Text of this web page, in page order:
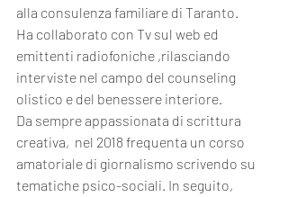
alla consulenza familiare di Taranto.
Ha collaborato con Tv sul web ed
emittenti radiofoniche ,rilasciando
interviste nel campo del counseling
olistico e del benessere interiore.
Da sempre appassionata di scrittura
creativa,  nel 2018 frequenta un corso
amatoriale di giornalismo scrivendo su
tematiche psico-sociali. In seguito,